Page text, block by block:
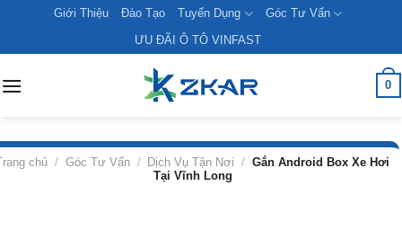
content
Giới Thiệu Đào Tạo Tuyển Dụng
Góc Tư Vấn
ƯU ĐÃI Ô TÔ VINFAST
0
chủ / Góc Tư Vấn / Dịch Vụ Tận Nơi / Gắn Android Box Xe Hơi
Tại Vĩnh Long